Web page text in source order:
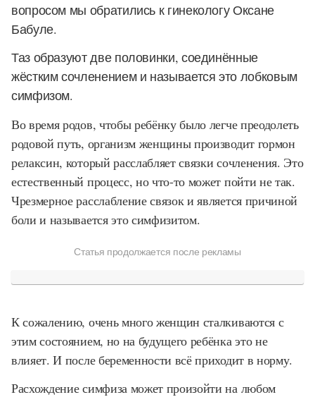
вопросом мы обратились к гинекологу Оксане
Бабуле.
Таз образуют две половинки, соединённые
жёстким сочленением и называется это лобковым
симфизом.
Во время родов, чтобы ребёнку было легче преодолеть
родовой путь, организм женщины производит гормон
релаксин, который расслабляет связки сочленения. Это
естественный процесс, но что-то может пойти не так.
Чрезмерное расслабление связок и является причиной
боли и называется это симфизитом.
Статья продолжается после рекламы
К сожалению, очень много женщин сталкиваются с
этим состоянием, но на будущего ребёнка это не
влияет. И после беременности всё приходит в норму.
Расхождение симфиза может произойти на любом